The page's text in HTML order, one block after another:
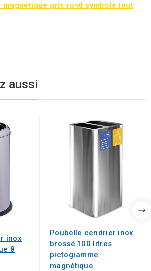
magnétique gris rond symbole tout
aussi
inox
8
Poubelle cendrier inox
brossé 100 litres
pictogramme
magnétique